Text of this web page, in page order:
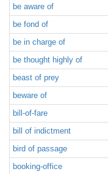
be aware of
be fond of
be in charge of
be thought highly of
beast of prey
beware of
bill-of-fare
bill of indictment
bird of passage
booking-office